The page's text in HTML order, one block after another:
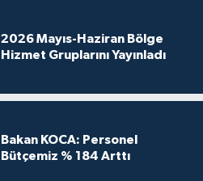
2026 Mayıs-Haziran Bölge
Hizmet Gruplarını Yayınladı
Bakan KOCA: Personel
Bütçemiz % 184 Arttı